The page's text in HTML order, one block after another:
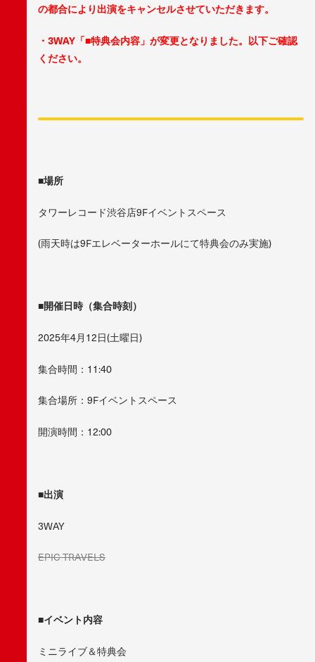
の都合により出演をキャンセルさせていただきます。
・3WAY「■特典会内容」が変更となりました。以下ご確認
ください。
■場所
タワーレコード渋谷店9Fイベントスペース
(雨天時は9Fエレベーターホールにて特典会のみ実施)
■開催日時（集合時刻）
2025年4月12日(土曜日)
集合時間：11:40
集合場所：9Fイベントスペース
開演時間：12:00
■出演
3WAY
EPIC TRAVELS
■イベント内容
ミニライブ＆特典会